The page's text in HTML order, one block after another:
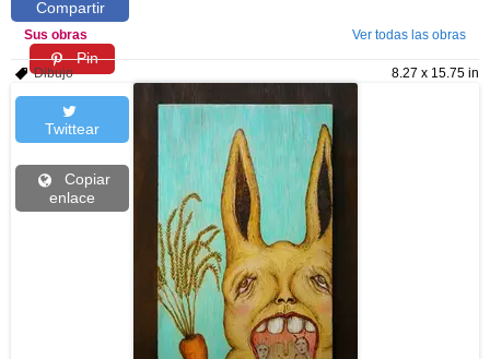
Compartir
Pin
Twittear
Copiar
enlace
Sus obras Ver todas las obras
8.27 x 15.75 in
Dibujo